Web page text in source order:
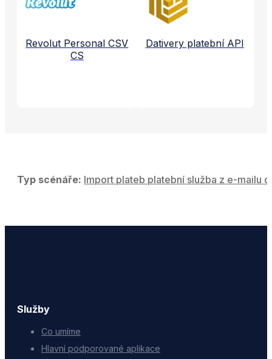
Revolut Personal CSV
CS
Dativery platební API
Typ scénáře: Import plateb platební služba z e-mailu
Služby
Co umíme
Hlavní podporované aplikace